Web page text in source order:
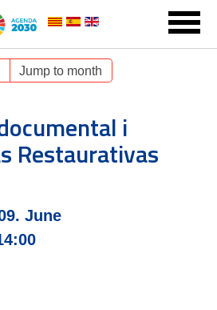
Jump to month
i
Restaurativas
June